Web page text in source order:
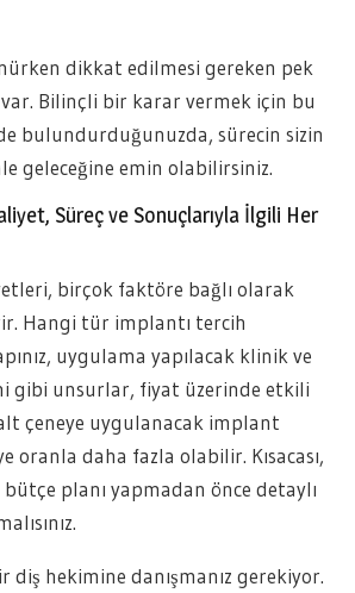
dikkat edilmesi gereken pek
Bilinçli bir karar vermek için bu
bulundurduğunuzda, sürecin sizin
geleceğine emin olabilirsiniz.
Süreç ve Sonuçlarıyla İlgili Her
birçok faktöre bağlı olarak
Hangi tür implantı tercih
uygulama yapılacak klinik ve
gibi unsurlar, fiyat üzerinde etkili
çeneye uygulanacak implant
oranla daha fazla olabilir. Kısacası,
planı yapmadan önce detaylı
diş hekimine danışmanız gerekiyor.